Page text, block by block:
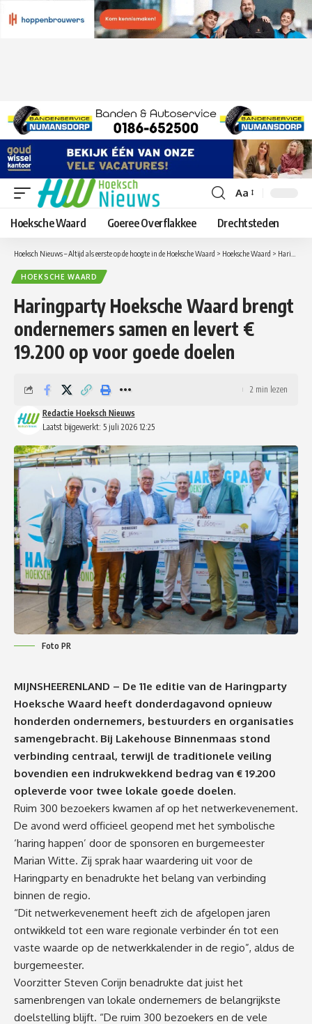
Lettergrootte
aanpassen
Aa
Hoeksche Waard Goeree Overflakkee Drechtsteden
Hoeksch Nieuws – Altijd als eerste op de hoogte in de Hoeksche Waard > Hoeksche Waard > Haringparty Hoeksche Waard brengt ondernemers samen en levert € 19.200 op voor goede doelen
HOEKSCHE WAARD
Haringparty Hoeksche Waard brengt
ondernemers samen en levert €
19.200 op voor goede doelen
Laatst bijgewerkt: 5 juli 2026 12:25
Redactie Hoeksch Nieuws
2 min lezen
Foto PR
MIJNSHEERENLAND – De 11e editie van de Haringparty
Hoeksche Waard heeft donderdagavond opnieuw
honderden ondernemers, bestuurders en organisaties
samengebracht. Bij Lakehouse Binnenmaas stond
verbinding centraal, terwijl de traditionele veiling
bovendien een indrukwekkend bedrag van € 19.200
opleverde voor twee lokale goede doelen.
Ruim 300 bezoekers kwamen af op het netwerkevenement.
De avond werd officieel geopend met het symbolische
‘haring happen’ door de sponsoren en burgemeester
Marian Witte. Zij sprak haar waardering uit voor de
Haringparty en benadrukte het belang van verbinding
binnen de regio.
“Dit netwerkevenement heeft zich de afgelopen jaren
ontwikkeld tot een ware regionale verbinder én tot een
vaste waarde op de netwerkkalender in de regio”, aldus de
burgemeester.
Voorzitter Steven Corijn benadrukte dat juist het
samenbrengen van lokale ondernemers de belangrijkste
doelstelling blijft. “De ruim 300 bezoekers en de vele